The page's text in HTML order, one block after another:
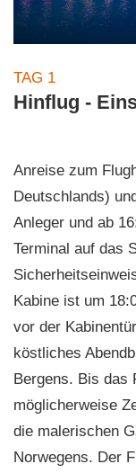
TAG 1
Hinflug -
Anreise zum
Deutschlands)
Anleger und ab
Terminal auf das
Kabine ist um
vor der
köstliches
Bergens. Bis das
möglicherweise
die malerischen
Norwegens. Der